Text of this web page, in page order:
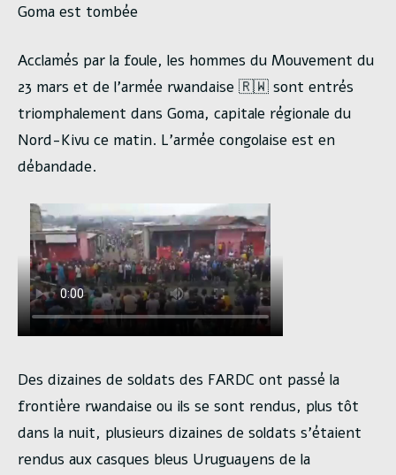
Goma est tombée
Acclamés par la foule, les hommes du Mouvement du
23 mars et de l’armée rwandaise 🇷🇼 sont entrés
triomphalement dans Goma, capitale régionale du
Nord-Kivu ce matin. L’armée congolaise est en
débandade.
Des dizaines de soldats des FARDC ont passé la
frontière rwandaise ou ils se sont rendus, plus tôt
dans la nuit, plusieurs dizaines de soldats s’étaient
rendus aux casques bleus Uruguayens de la